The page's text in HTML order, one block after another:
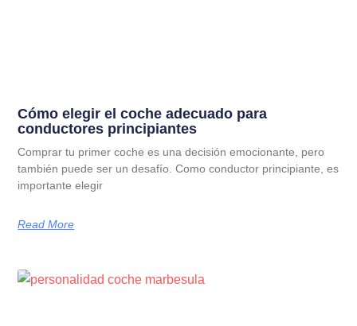
Cómo elegir el coche adecuado para
conductores principiantes
Comprar tu primer coche es una decisión emocionante, pero
también puede ser un desafío. Como conductor principiante, es
importante elegir
Read More